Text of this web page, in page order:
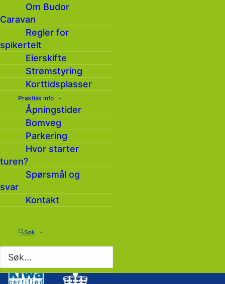
Om Budor
Caravan
Regler for
spikertelt
Eierskifte
Strømstyring
Korttidsplasser
Praktisk info
Åpningstider
Bomveg
Parkering
Hvor starter
turen?
Spørsmål og
svar
Kontakt
Søk
Hold deg oppdatert på hva som skjer på Budor
gjennom vårt nyhetsbrev ( 4 – 6 ganger i året )
Ja, jeg har lest og godtar
personvernerklæringen